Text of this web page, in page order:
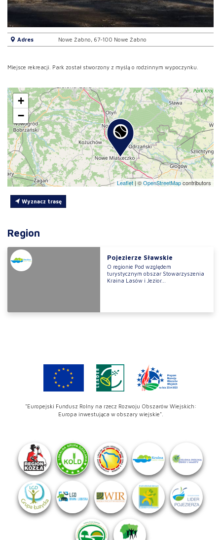
Adres Nowe Żabno, 67-100 Nowe Żabno
Miejsce rekreacji. Park został stworzony z myślą o rodzinnym wypoczynku.
+
−
Leaflet |©OpenStreetMapcontributors
Wyznacz trasę
Region
Pojezierze Sławskie
O regionie Pod względem
turystycznym obszar Stowarzyszenia
Kraina Lasów i Jezior...
"Europejski Fundusz Rolny na rzecz Rozwoju Obszarów Wiejskich:
Europa inwestująca w obszary wiejskie".